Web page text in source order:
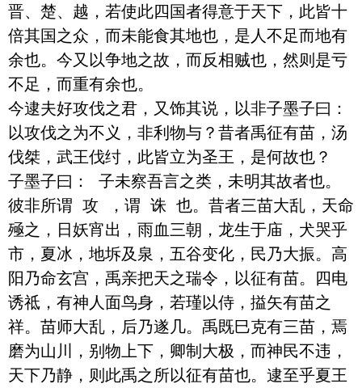
晋、楚、越，若使此四国者得意于天下，此皆十
倍其国之众，而未能食其地也，是人不足而地有
余也。今又以争地之故，而反相贼也，然则是亏
不足，而重有余也。
今逮夫好攻伐之君，又饰其说，以非子墨子曰：
以攻伐之为不义，非利物与？昔者禹征有苗，汤
伐桀，武王伐纣，此皆立为圣王，是何故也？
子墨子曰： 子未察吾言之类，未明其故者也。
彼非所谓 攻 ，谓 诛 也。昔者三苗大乱，天命
殛之，日妖宵出，雨血三朝，龙生于庙，犬哭乎
市，夏冰，地坼及泉，五谷变化，民乃大振。高
阳乃命玄宫，禹亲把天之瑞令，以征有苗。四电
诱祗，有神人面鸟身，若瑾以侍，搤矢有苗之
祥。苗师大乱，后乃遂几。禹既巳克有三苗，焉
磨为山川，别物上下，卿制大极，而神民不违，
天下乃静，则此禹之所以征有苗也。逮至乎夏王